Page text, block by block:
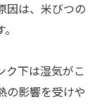
因は、米びつの
ク下は湿気がこ
の影響を受けや